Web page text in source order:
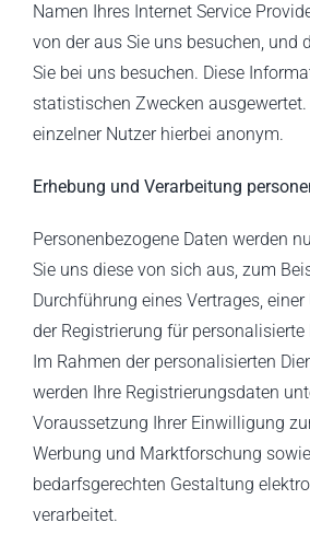
Namen Ihres Internet Service
von der aus Sie uns besuchen, und
Sie bei uns besuchen. Diese
statistischen Zwecken
einzelner Nutzer hierbei anonym.
Erhebung und Verarbeitung
Personenbezogene Daten werden
Sie uns diese von sich aus, zum
Durchführung eines Vertrages,
der Registrierung für
Im Rahmen der personalisierten
werden Ihre Registrierungsdaten
Voraussetzung Ihrer Einwilligung
Werbung und Marktforschung
bedarfsgerechten Gestaltung
verarbeitet.